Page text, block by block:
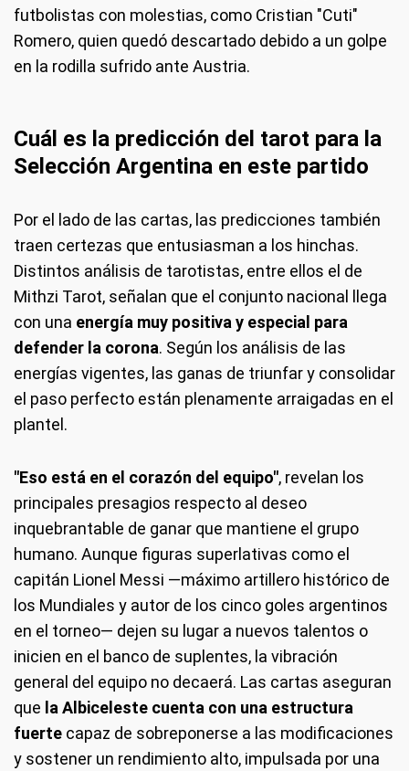
futbolistas con molestias, como Cristian "Cuti"
Romero, quien quedó descartado debido a un golpe
en la rodilla sufrido ante Austria.
Cuál es la predicción del tarot para la
Selección Argentina en este partido
Por el lado de las cartas, las predicciones también
traen certezas que entusiasman a los hinchas.
Distintos análisis de tarotistas, entre ellos el de
Mithzi Tarot, señalan que el conjunto nacional llega
con una energía muy positiva y especial para
defender la corona. Según los análisis de las
energías vigentes, las ganas de triunfar y consolidar
el paso perfecto están plenamente arraigadas en el
plantel.
"Eso está en el corazón del equipo", revelan los
principales presagios respecto al deseo
inquebrantable de ganar que mantiene el grupo
humano. Aunque figuras superlativas como el
capitán Lionel Messi —máximo artillero histórico de
los Mundiales y autor de los cinco goles argentinos
en el torneo— dejen su lugar a nuevos talentos o
inicien en el banco de suplentes, la vibración
general del equipo no decaerá. Las cartas aseguran
que la Albiceleste cuenta con una estructura
fuerte capaz de sobreponerse a las modificaciones
y sostener un rendimiento alto, impulsada por una